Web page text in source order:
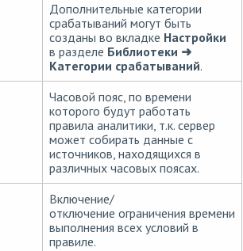
Дополнительные категории
срабатываний могут быть
созданы во вкладке Настройки
в разделе Библиотеки ➜
Категории срабатываний.
Часовой пояс, по времени
которого будут работать
правила аналитики, т.к. сервер
может собирать данные с
источников, находящихся в
различных часовых поясах.
Включение/
отключение ограничения времени
выполнения всех условий в
правиле.